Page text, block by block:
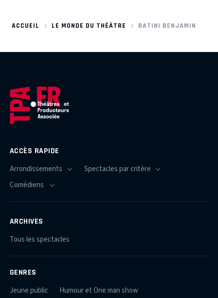
ACCUEIL LE MONDE DU THÉÂTRE BATINI BENJAMIN
ACCÈS RAPIDE
ARCHIVES
Tous les spectacles
GENRES
Jeune public
Humour et One man show